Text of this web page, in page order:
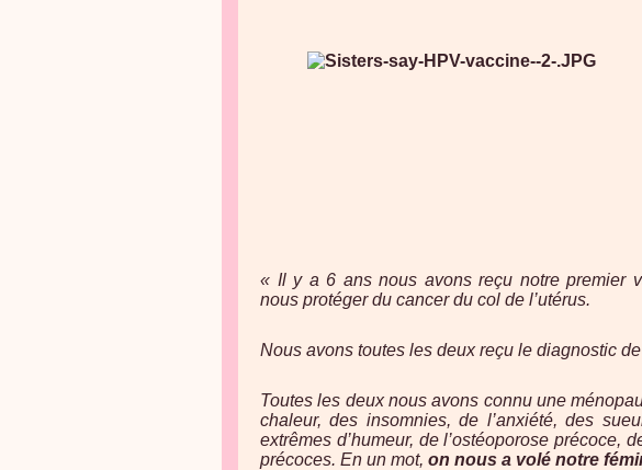
« Il y a 6 ans nous avons reçu notre premier
nous protéger du cancer du col de l’utérus.
Nous avons toutes les deux reçu le diagnostic
Toutes les deux nous avons connu une
chaleur, des insomnies, de l’anxiété, des
extrêmes d’humeur, de l’ostéoporose précoce,
précoces. En un mot, on nous a volé notre